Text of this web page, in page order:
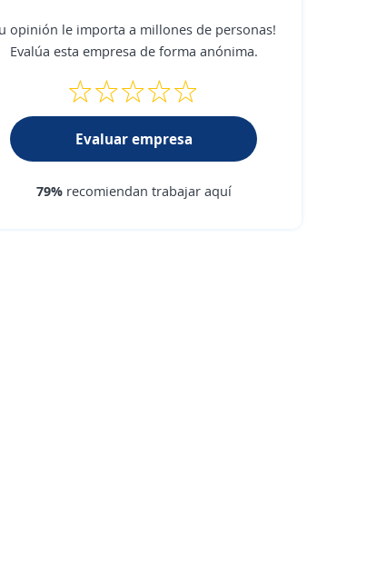
opinión le importa a millones de personas!
Evalúa esta empresa de forma anónima.
Evaluar empresa
79%recomiendan trabajar aquí